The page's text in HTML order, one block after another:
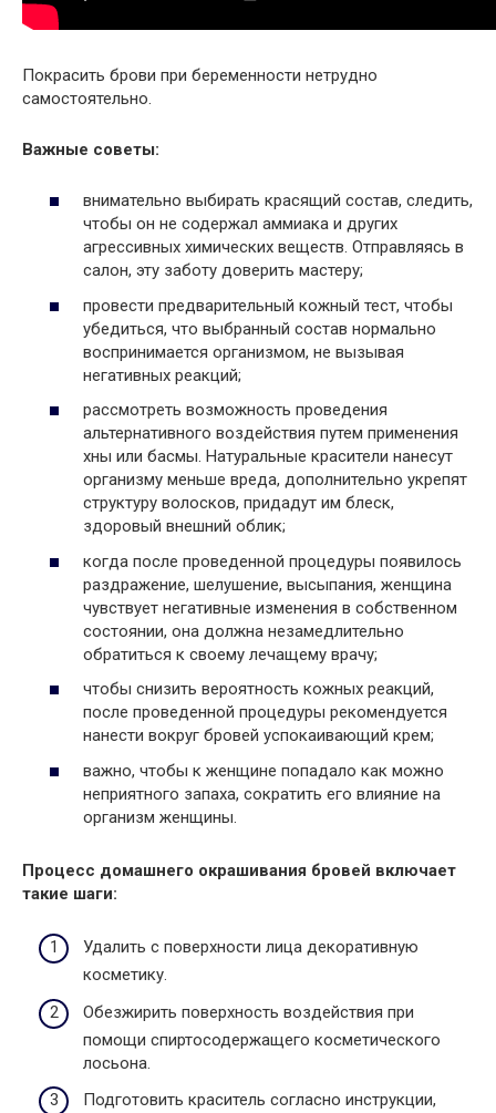
Покрасить брови при беременности нетрудно
самостоятельно.
Важные советы:
внимательно выбирать красящий состав, следить,
чтобы он не содержал аммиака и других
агрессивных химических веществ. Отправляясь в
салон, эту заботу доверить мастеру;
провести предварительный кожный тест, чтобы
убедиться, что выбранный состав нормально
воспринимается организмом, не вызывая
негативных реакций;
рассмотреть возможность проведения
альтернативного воздействия путем применения
хны или басмы. Натуральные красители нанесут
организму меньше вреда, дополнительно укрепят
структуру волосков, придадут им блеск,
здоровый внешний облик;
когда после проведенной процедуры появилось
раздражение, шелушение, высыпания, женщина
чувствует негативные изменения в собственном
состоянии, она должна незамедлительно
обратиться к своему лечащему врачу;
чтобы снизить вероятность кожных реакций,
после проведенной процедуры рекомендуется
нанести вокруг бровей успокаивающий крем;
важно, чтобы к женщине попадало как можно
неприятного запаха, сократить его влияние на
организм женщины.
Процесс домашнего окрашивания бровей включает
такие шаги:
Удалить с поверхности лица декоративную
косметику.
Обезжирить поверхность воздействия при
помощи спиртосодержащего косметического
лосьона.
Подготовить краситель согласно инструкции,